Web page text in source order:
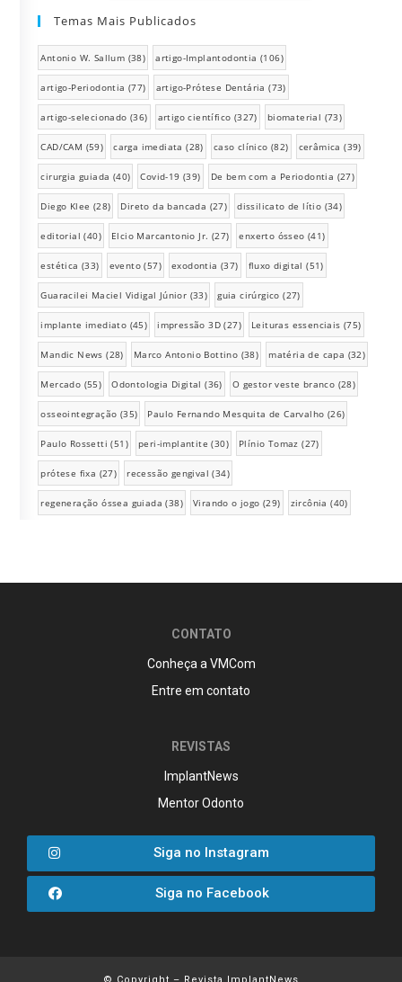
Temas Mais Publicados
Antonio W. Sallum (38) artigo-Implantodontia (106)
artigo-Periodontia (77) artigo-Prótese Dentária (73)
artigo-selecionado (36) artigo científico (327) biomaterial (73)
CAD/CAM (59) carga imediata (28) caso clínico (82) cerâmica (39)
cirurgia guiada (40) Covid-19 (39) De bem com a Periodontia (27)
Diego Klee (28) Direto da bancada (27) dissilicato de lítio (34)
editorial (40) Elcio Marcantonio Jr. (27) enxerto ósseo (41)
estética (33) evento (57) exodontia (37) fluxo digital (51)
Guaracilei Maciel Vidigal Júnior (33) guia cirúrgico (27)
implante imediato (45) impressão 3D (27) Leituras essenciais (75)
Mandic News (28) Marco Antonio Bottino (38) matéria de capa (32)
Mercado (55) Odontologia Digital (36) O gestor veste branco (28)
osseointegração (35) Paulo Fernando Mesquita de Carvalho (26)
Paulo Rossetti (51) peri-implantite (30) Plínio Tomaz (27)
prótese fixa (27) recessão gengival (34)
regeneração óssea guiada (38) Virando o jogo (29) zircônia (40)
CONTATO
Conheça a VMCom
Entre em contato
REVISTAS
ImplantNews
Mentor Odonto
Siga no Instagram
Siga no Facebook
© Copyright – Revista ImplantNews